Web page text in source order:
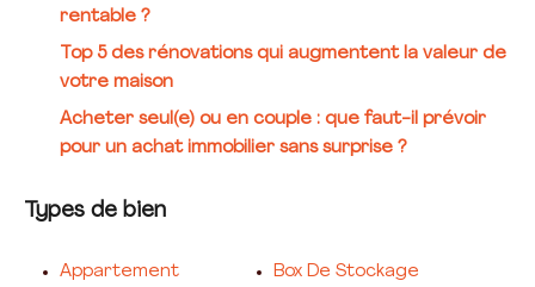
rentable ?
Top 5 des rénovations qui augmentent la valeur de
votre maison
Acheter seul(e) ou en couple : que faut-il prévoir
pour un achat immobilier sans surprise ?
Types de bien
Appartement Box De Stockage